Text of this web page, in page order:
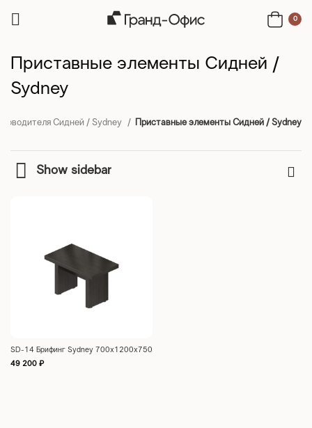
0
Приставные элементы Сидней /
Sydney
Сидней / Sydney Приставные элементы Сидней / Sydney
Show sidebar
SD-14 Брифинг Sydney 700х1200х750
49 200 ₽